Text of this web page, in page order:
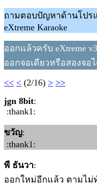
ถามตอบปัญหาด้านโปรแ
eXtreme Karaoke
ออกแล้วครับ eXtreme
ออกจอเดียวหรือสองจอไ
<< < (2/16) > >>
jgn 8bit:
:thank1:
ขวัญ:
:thank1:
พี ธันวา:
ออกใหม่อีกแล้ว ตามไม่